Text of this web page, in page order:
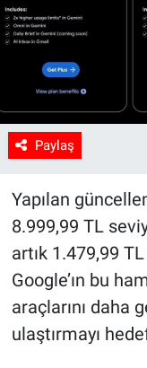
Paylaş
Yapılan
8.999,99 TL
artık 1.479,99
Google’ın bu
araçlarını daha
ulaştırmayı